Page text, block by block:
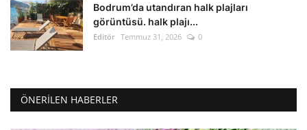
Bodrum’da utandıran halk plajları
görüntüsü. halk plajı...
Editör Temmuz 31, 2026 0
ÖNERILEN HABERLER